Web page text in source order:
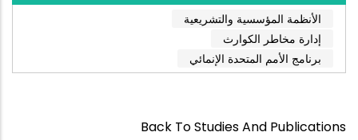
الأنظمة المؤسسية والتشريعية
إدارة مخاطر الكوارث
برنامج الأمم المتحدة الإنمائي
Back To Studies And Publications